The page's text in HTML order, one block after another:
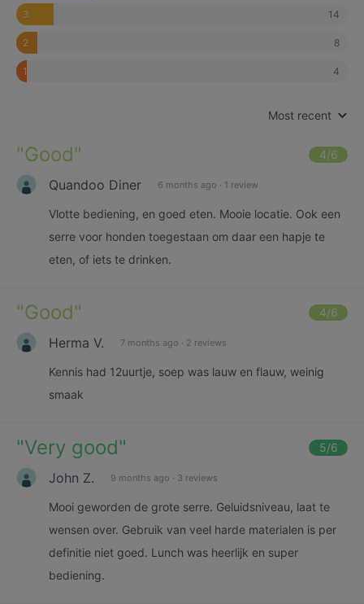
3 14
2 8
1 4
Most recent
"Good" 4/6
Quandoo Diner 6 months ago · 1 review
Vlotte bediening, en goed eten. Mooie locatie. Ook een
serre voor honden toegestaan om daar een hapje te
eten, of iets te drinken.
"Good" 4/6
Herma V. 7 months ago · 2 reviews
Kennis had 12uurtje, soep was lauw en flauw, weinig
smaak
"Very good" 5/6
John Z. 9 months ago · 3 reviews
Mooi geworden de grote serre. Geluidsniveau, laat te
wensen over. Gebruik van veel harde materialen is per
definitie niet goed. Lunch was heerlijk en super
bediening.